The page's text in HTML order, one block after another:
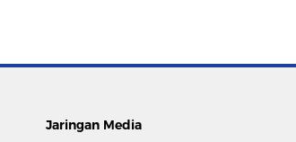
Jaringan Media